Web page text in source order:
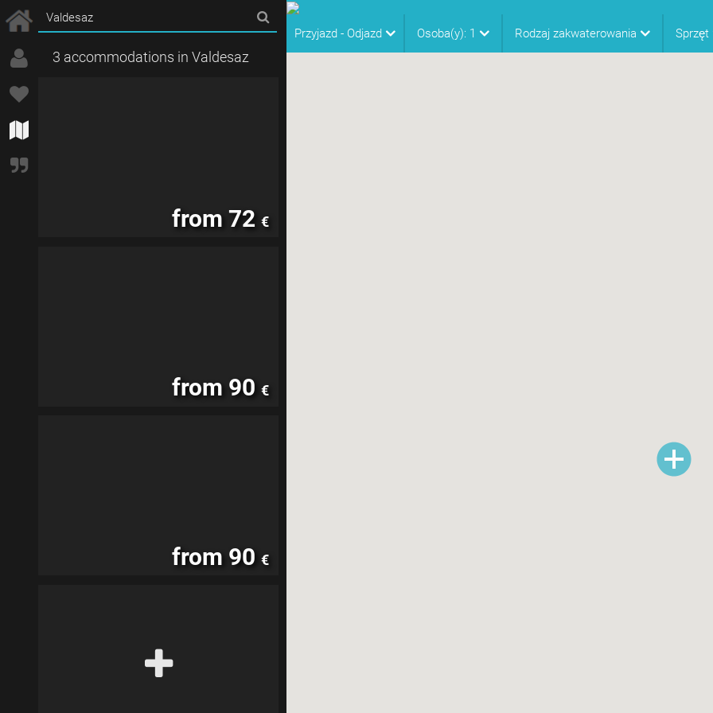
Przyjazd - Odjazd Osoba(y): 1 Rodzaj zakwaterowania Sprzęt
3 accommodations in Valdesaz
from 72 €
from 90 €
from 90 €